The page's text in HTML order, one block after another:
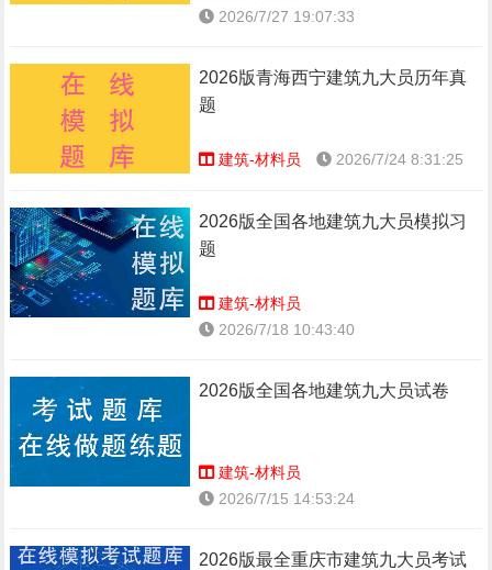
2026/7/27 19:07:33
2026版青海西宁建筑九大员历年真
题
建筑-材料员 2026/7/24 8:31:25
2026版全国各地建筑九大员模拟习
题
建筑-材料员
2026/7/18 10:43:40
2026版全国各地建筑九大员试卷
建筑-材料员
2026/7/15 14:53:24
2026版最全重庆市建筑九大员考试